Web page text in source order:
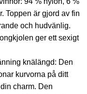
Toppen är gjord av fin
och hudvänlig.
ger ett sexigt
knälängd: Den
kurvorna på ditt
charm. Den